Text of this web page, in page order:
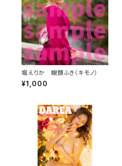
堀えりか 眼鏡ふき（キモノ）
¥1,000